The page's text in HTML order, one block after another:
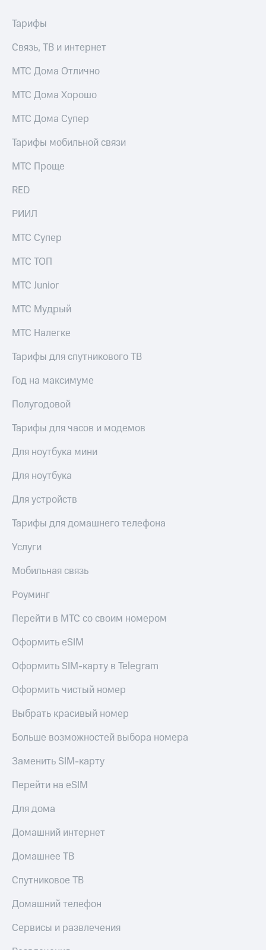
Тарифы
Связь, ТВ и интернет
МТС Дома Отлично
МТС Дома Хорошо
МТС Дома Супер
Тарифы мобильной связи
МТС Проще
RED
РИИЛ
МТС Супер
МТС ТОП
МТС Junior
МТС Мудрый
МТС Налегке
Тарифы для спутникового ТВ
Год на максимуме
Полугодовой
Тарифы для часов и модемов
Для ноутбука мини
Для ноутбука
Для устройств
Тарифы для домашнего телефона
Услуги
Мобильная связь
Роуминг
Перейти в МТС со своим номером
Оформить eSIM
Оформить SIM-карту в Telegram
Оформить чистый номер
Выбрать красивый номер
Больше возможностей выбора номера
Заменить SIM-карту
Перейти на eSIM
Для дома
Домашний интернет
Домашнее ТВ
Спутниковое ТВ
Домашний телефон
Сервисы и развлечения